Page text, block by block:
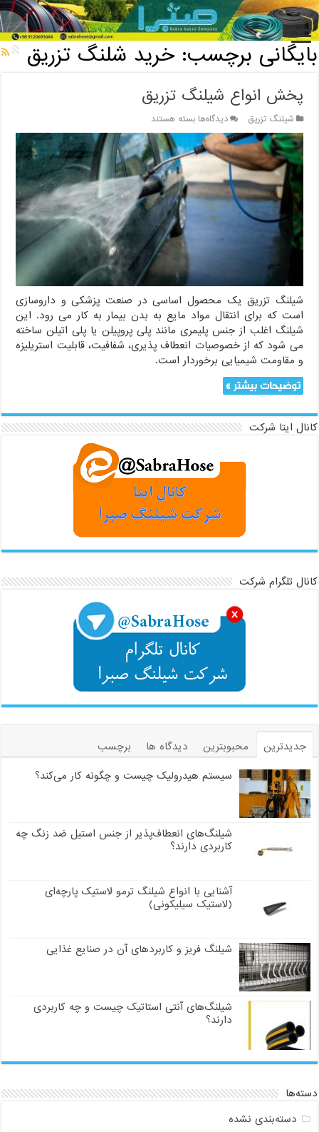
خانه / بایگانی برچسب: خرید شلنگ تزریق
بایگانی برچسب:خرید شلنگ تزریق
پخش انواع شیلنگ تزریق
شیلنگ تزریق دیدگاه‌هابرای
پخش
انواع
شیلنگ
تزریق
بسته هستند
شیلنگ تزریق یک محصول اساسی در صنعت پزشکی و داروسازی
است که برای انتقال مواد مایع به بدن بیمار به کار می رود. این
شیلنگ اغلب از جنس پلیمری مانند پلی پروپیلن یا پلی اتیلن ساخته
می شود که از خصوصیات انعطاف پذیری، شفافیت، قابلیت استریلیزه
و مقاومت شیمیایی برخوردار است.
توضیحات بیشتر »
کانال ایتا شرکت
کانال تلگرام شرکت
جدیدترین محبوبترین دیدگاه ها
برچسب
سیستم هیدرولیک چیست و چگونه کار می‌کند؟
شیلنگ‌های انعطاف‌پذیر از جنس استیل ضد زنگ چه
کاربردی دارند؟
آشنایی با انواع شیلنگ ترمو لاستیک پارچه‌ای
(لاستیک سیلیکونی)
شیلنگ فریز و کاربردهای آن در صنایع غذایی
شیلنگ‌های آنتی استاتیک چیست و چه کاربردی
دارند؟
دسته‌ها
دسته‌بندی نشده